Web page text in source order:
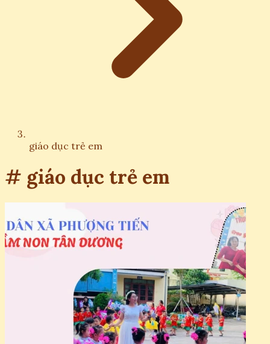
giáo dục trẻ em
# giáo dục trẻ em